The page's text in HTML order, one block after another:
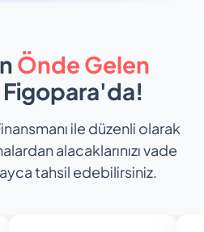
Önde Gelen
Figopara'da!
ile düzenli olarak
alacaklarınızı vade
tahsil edebilirsiniz.